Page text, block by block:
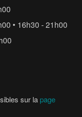
• 16h30 - 21h00
sur la page